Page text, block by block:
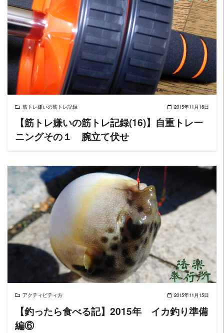
READ MORE
筋トレ嫌いの筋トレ記録 2015年11月16日
【筋トレ嫌いの筋トレ記録(16)】自重トレー
ニングその１ 腕立て伏せ
READ MORE
アクティビティ方 2015年11月15日
【釣ったら食べる記】2015年 イカ釣り準備
編⑥